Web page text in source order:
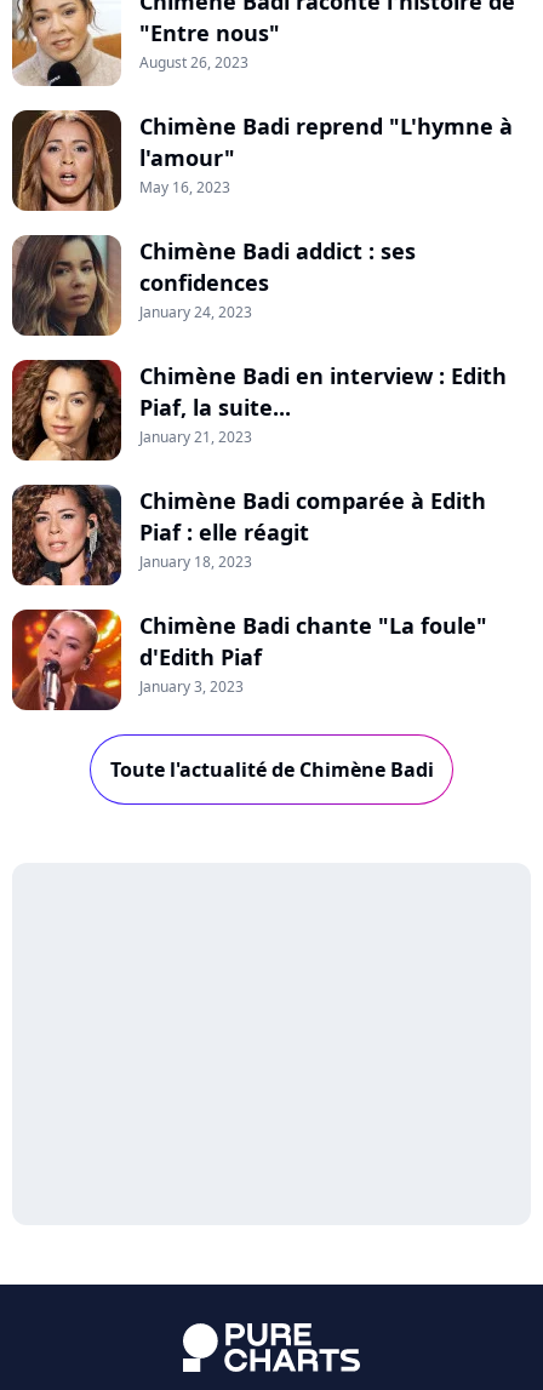
"Entre nous"
August 26, 2023
Chimène Badi reprend "L'hymne à
l'amour"
May 16, 2023
Chimène Badi addict : ses
confidences
January 24, 2023
Chimène Badi en interview : Edith
Piaf, la suite...
January 21, 2023
Chimène Badi comparée à Edith
Piaf : elle réagit
January 18, 2023
Chimène Badi chante "La foule"
d'Edith Piaf
January 3, 2023
Toute l'actualité de Chimène Badi